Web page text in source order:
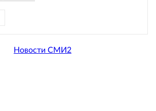
Новости СМИ2